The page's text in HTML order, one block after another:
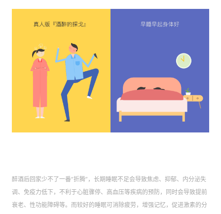
醉酒后回家少不了一番“折腾”，长期睡眠不足会导致焦虑、抑郁、内分泌失
调、免疫力低下，不利于心脏骤停、高血压等疾病的预防，同时会导致提前
衰老、性功能障碍等。而较好的睡眠可消除疲劳，增强记忆，促进激素的分